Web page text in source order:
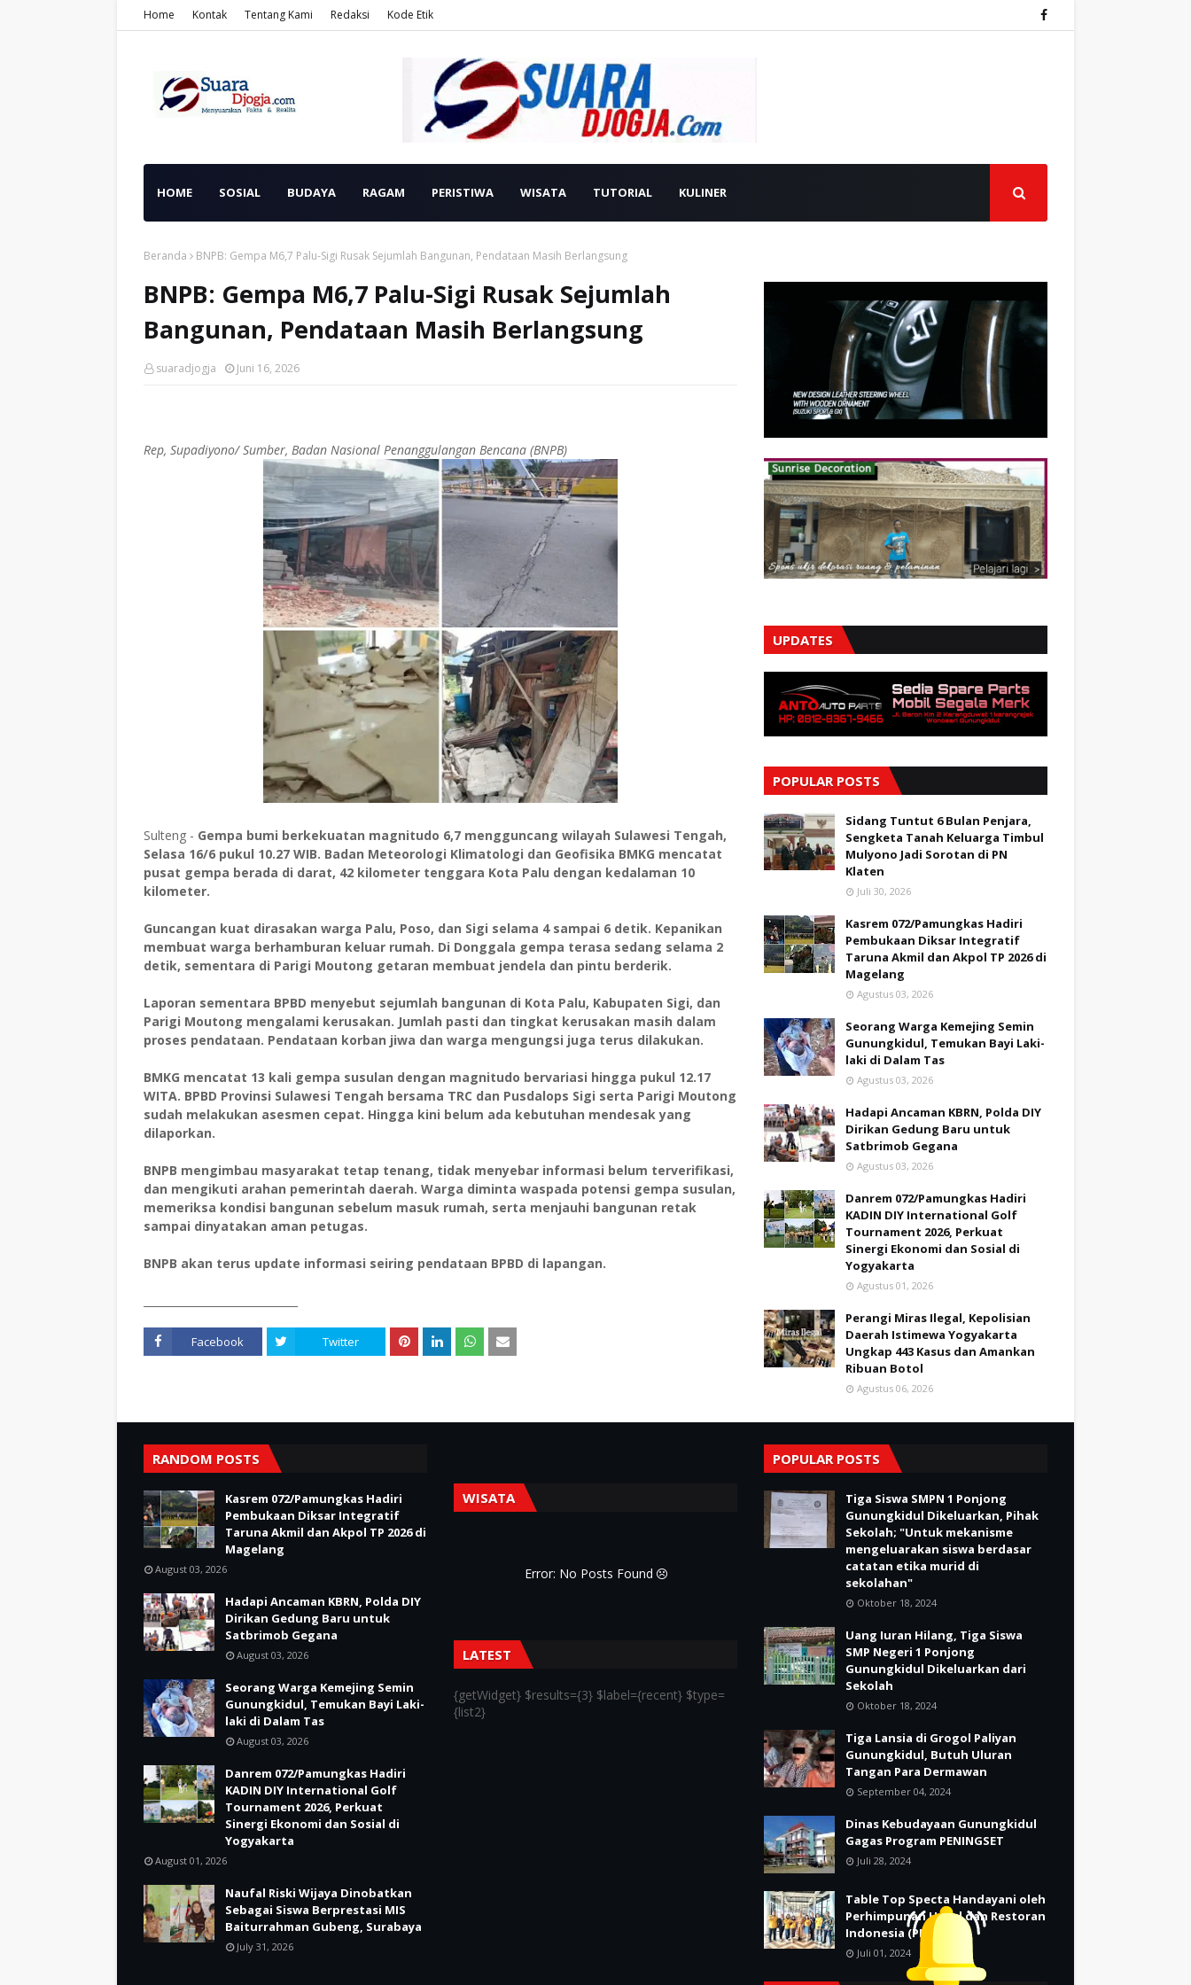
Home Kontak Tentang Kami Redaksi Kode Etik
HOME SOSIAL BUDAYA RAGAM PERISTIWA WISATA TUTORIAL KULINER
Beranda BNPB: Gempa M6,7 Palu-Sigi Rusak Sejumlah Bangunan, Pendataan Masih Berlangsung
BNPB: Gempa M6,7 Palu-Sigi Rusak Sejumlah
Bangunan, Pendataan Masih Berlangsung
suaradjogja Juni 16, 2026
Rep, Supadiyono/ Sumber, Badan Nasional Penanggulangan Bencana (BNPB)
Sulteng - Gempa bumi berkekuatan magnitudo 6,7 mengguncang wilayah Sulawesi Tengah,
Selasa 16/6 pukul 10.27 WIB. Badan Meteorologi Klimatologi dan Geofisika BMKG mencatat
pusat gempa berada di darat, 42 kilometer tenggara Kota Palu dengan kedalaman 10
kilometer.
Guncangan kuat dirasakan warga Palu, Poso, dan Sigi selama 4 sampai 6 detik. Kepanikan
membuat warga berhamburan keluar rumah. Di Donggala gempa terasa sedang selama 2
detik, sementara di Parigi Moutong getaran membuat jendela dan pintu berderik.
Laporan sementara BPBD menyebut sejumlah bangunan di Kota Palu, Kabupaten Sigi, dan
Parigi Moutong mengalami kerusakan. Jumlah pasti dan tingkat kerusakan masih dalam
proses pendataan. Pendataan korban jiwa dan warga mengungsi juga terus dilakukan.
BMKG mencatat 13 kali gempa susulan dengan magnitudo bervariasi hingga pukul 12.17
WITA. BPBD Provinsi Sulawesi Tengah bersama TRC dan Pusdalops Sigi serta Parigi Moutong
sudah melakukan asesmen cepat. Hingga kini belum ada kebutuhan mendesak yang
dilaporkan.
BNPB mengimbau masyarakat tetap tenang, tidak menyebar informasi belum terverifikasi,
dan mengikuti arahan pemerintah daerah. Warga diminta waspada potensi gempa susulan,
memeriksa kondisi bangunan sebelum masuk rumah, serta menjauhi bangunan retak
sampai dinyatakan aman petugas.
BNPB akan terus update informasi seiring pendataan BPBD di lapangan.
Facebook Twitter
UPDATES
POPULAR POSTS
Sidang Tuntut 6 Bulan Penjara,
Sengketa Tanah Keluarga Timbul
Mulyono Jadi Sorotan di PN
Klaten
Juli 30, 2026
Kasrem 072/Pamungkas Hadiri
Pembukaan Diksar Integratif
Taruna Akmil dan Akpol TP 2026 di
Magelang
Agustus 03, 2026
Seorang Warga Kemejing Semin
Gunungkidul, Temukan Bayi Laki-
laki di Dalam Tas
Agustus 03, 2026
Hadapi Ancaman KBRN, Polda DIY
Dirikan Gedung Baru untuk
Satbrimob Gegana
Agustus 03, 2026
Danrem 072/Pamungkas Hadiri
KADIN DIY International Golf
Tournament 2026, Perkuat
Sinergi Ekonomi dan Sosial di
Yogyakarta
Agustus 01, 2026
Perangi Miras Ilegal, Kepolisian
Daerah Istimewa Yogyakarta
Ungkap 443 Kasus dan Amankan
Ribuan Botol
Agustus 06, 2026
RANDOM POSTS
Kasrem 072/Pamungkas Hadiri
Pembukaan Diksar Integratif
Taruna Akmil dan Akpol TP 2026 di
Magelang
August 03, 2026
Hadapi Ancaman KBRN, Polda DIY
Dirikan Gedung Baru untuk
Satbrimob Gegana
August 03, 2026
Seorang Warga Kemejing Semin
Gunungkidul, Temukan Bayi Laki-
laki di Dalam Tas
August 03, 2026
Danrem 072/Pamungkas Hadiri
KADIN DIY International Golf
Tournament 2026, Perkuat
Sinergi Ekonomi dan Sosial di
Yogyakarta
August 01, 2026
Naufal Riski Wijaya Dinobatkan
Sebagai Siswa Berprestasi MIS
Baiturrahman Gubeng, Surabaya
July 31, 2026
WISATA
Error: No Posts Found
LATEST
{getWidget} $results={3} $label={recent} $type=
{list2}
POPULAR POSTS
Tiga Siswa SMPN 1 Ponjong
Gunungkidul Dikeluarkan, Pihak
Sekolah; "Untuk mekanisme
mengeluarakan siswa berdasar
catatan etika murid di
sekolahan"
Oktober 18, 2024
Uang Iuran Hilang, Tiga Siswa
SMP Negeri 1 Ponjong
Gunungkidul Dikeluarkan dari
Sekolah
Oktober 18, 2024
Tiga Lansia di Grogol Paliyan
Gunungkidul, Butuh Uluran
Tangan Para Dermawan
September 04, 2024
Dinas Kebudayaan Gunungkidul
Gagas Program PENINGSET
Juli 28, 2024
Table Top Specta Handayani oleh
Perhimpunan Hotel dan Restoran
Indonesia (PHRI)
Juli 01, 2024